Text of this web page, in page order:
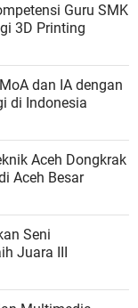
Guru SMK
3D Printing
dan IA dengan
di Indonesia
Aceh Dongkrak
Aceh Besar
Seni
Juara III